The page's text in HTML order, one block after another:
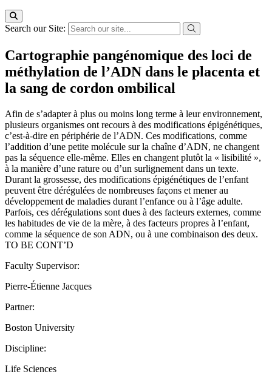
Search our Site:
Cartographie pangénomique des loci de
méthylation de l’ADN dans le placenta et
la sang de cordon ombilical
Afin de s’adapter à plus ou moins long terme à leur environnement,
plusieurs organismes ont recours à des modifications épigénétiques,
c’est-à-dire en périphérie de l’ADN. Ces modifications, comme
l’addition d’une petite molécule sur la chaîne d’ADN, ne changent
pas la séquence elle-même. Elles en changent plutôt la « lisibilité »,
à la manière d’une rature ou d’un surlignement dans un texte.
Durant la grossesse, des modifications épigénétiques de l’enfant
peuvent être dérégulées de nombreuses façons et mener au
développement de maladies durant l’enfance ou à l’âge adulte.
Parfois, ces dérégulations sont dues à des facteurs externes, comme
les habitudes de vie de la mère, à des facteurs propres à l’enfant,
comme la séquence de son ADN, ou à une combinaison des deux.
TO BE CONT’D
Faculty Supervisor:
Pierre-Étienne Jacques
Partner:
Boston University
Discipline:
Life Sciences